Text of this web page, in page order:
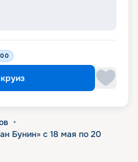
•
Бунин» с 18 мая по 20